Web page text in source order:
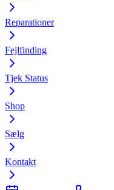
Reparationer
Fejlfinding
Tjek Status
Shop
Sælg
Kontakt